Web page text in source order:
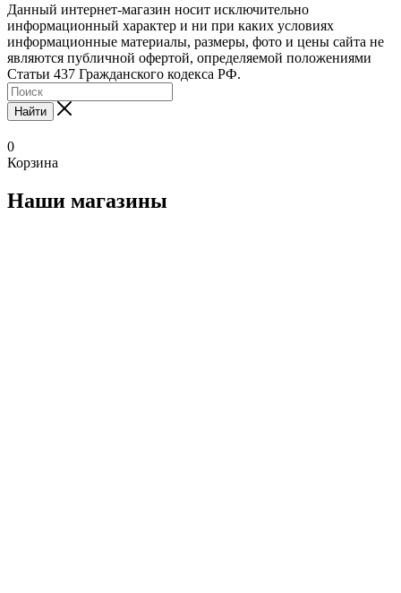
Данный интернет-магазин носит исключительно
информационный характер и ни при каких условиях
информационные материалы, размеры, фото и цены сайта не
являются публичной офертой, определяемой положениями
Статьи 437 Гражданского кодекса РФ.
Найти
0
Корзина
Наши магазины